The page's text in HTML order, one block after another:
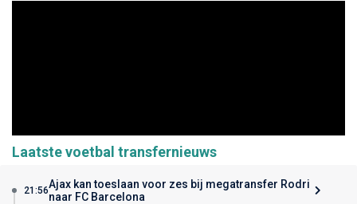
Laatste voetbal transfernieuws
21:56Ajax kan toeslaan voor zes bij megatransfer Rodri
naar FC Barcelona